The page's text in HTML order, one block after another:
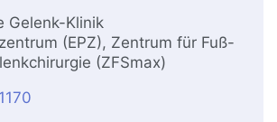
Gelenk-Klinik
(EPZ), Zentrum für Fuß-
(ZFSmax)